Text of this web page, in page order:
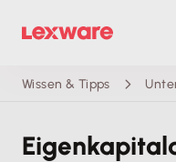
Wissen & Tipps